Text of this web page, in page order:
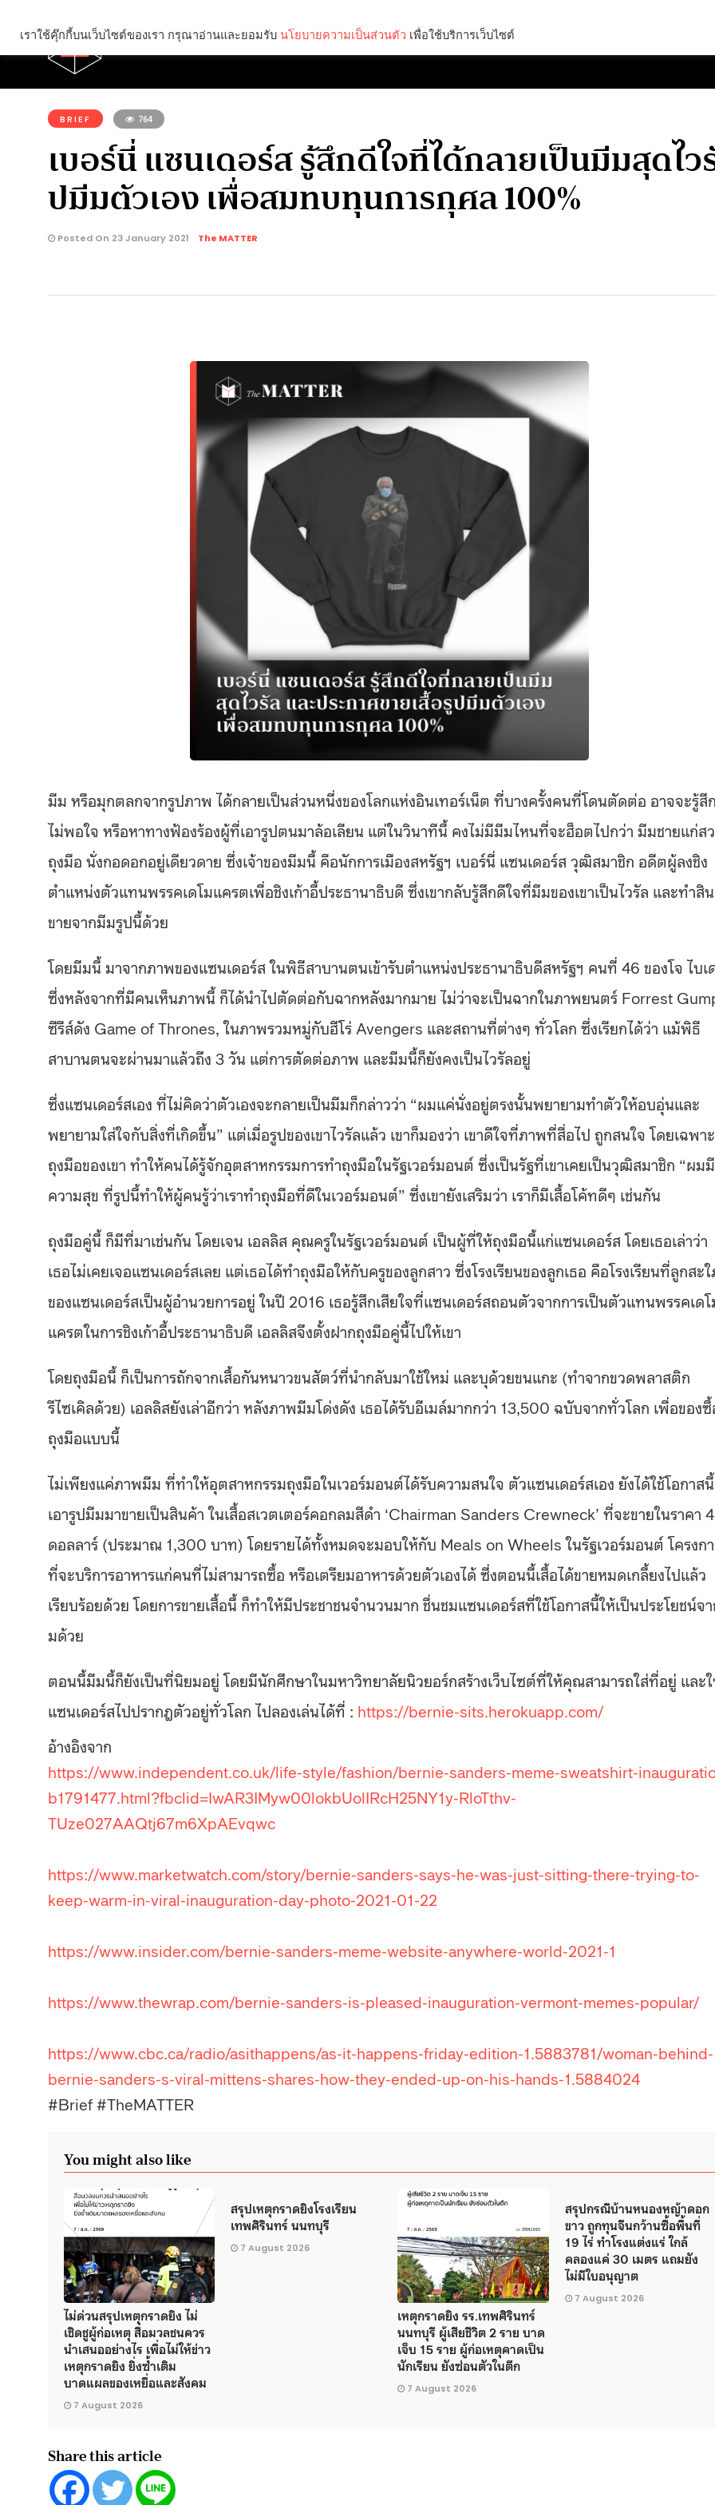
คุณกำลังอ่าน:
BRIEF 764
เบอร์นี่ แซนเดอร์ส รู้สึกดีใจที่ได้กลายเป็นมีมสุดไว
ปมีมตัวเอง เพื่อสมทบทุนการกุศล 100%
Posted On 23 January 2021 The MATTER
มีม หรือมุกตลกจากรูปภาพ ได้กลายเป็นส่วนหนึ่งของโลกแห่งอินเทอร์เน็ต ที่บางครั้งคนที่โดนตัดต่อ อาจจะรู้สึก
ไม่พอใจ หรือหาทางฟ้องร้องผู้ที่เอารูปตนมาล้อเลียน แต่ในวินาทีนี้ คงไม่มีมีมไหนที่จะฮ็อตไปกว่า มีมชายแก่ส
ถุงมือ นั่งกอดอกอยู่เดียวดาย ซึ่งเจ้าของมีมนี้ คือนักการเมืองสหรัฐฯ เบอร์นี่ แซนเดอร์ส วุฒิสมาชิก อดีตผู้ลงชิง
ตำแหน่งตัวแทนพรรคเดโมแครตเพื่อชิงเก้าอี้ประธานาธิบดี ซึ่งเขากลับรู้สึกดีใจที่มีมของเขาเป็นไวรัล และทำสิ
ขายจากมีมรูปนี้ด้วย
โดยมีมนี้ มาจากภาพของแซนเดอร์ส ในพิธีสาบานตนเข้ารับตำแหน่งประธานาธิบดีสหรัฐฯ คนที่ 46 ของโจ ไบเ
ซึ่งหลังจากที่มีคนเห็นภาพนี้ ก็ได้นำไปตัดต่อกับฉากหลังมากมาย ไม่ว่าจะเป็นฉากในภาพยนตร์ Forrest
ซีรีส์ดัง Game of Thrones, ในภาพรวมหมู่กับฮีโร่ Avengers และสถานที่ต่างๆ ทั่วโลก ซึ่งเรียกได้ว่า แม้พิธี
สาบานตนจะผ่านมาแล้วถึง 3 วัน แต่การตัดต่อภาพ และมีมนี้ก็ยังคงเป็นไวรัลอยู่
ซึ่งแซนเดอร์สเอง ที่ไม่คิดว่าตัวเองจะกลายเป็นมีมก็กล่าวว่า “ผมแค่นั่งอยู่ตรงนั้นพยายามทำตัวให้อบอุ่นและ
พยายามใส่ใจกับสิ่งที่เกิดขึ้น” แต่เมื่อรูปของเขาไวรัลแล้ว เขาก็มองว่า เขาดีใจที่ภาพที่สื่อไป ถูกสนใจ โดยเฉพาะ
ถุงมือของเขา ทำให้คนได้รู้จักอุตสาหกรรมการทำถุงมือในรัฐเวอร์มอนต์ ซึ่งเป็นรัฐที่เขาเคยเป็นวุฒิสมาชิก “ผมมี
ความสุข ที่รูปนี้ทำให้ผู้คนรู้ว่าเราทำถุงมือที่ดีในเวอร์มอนต์” ซึ่งเขายังเสริมว่า เราก็มีเสื้อโค้ทดีๆ เช่นกัน
ถุงมือคู่นี้ ก็มีที่มาเช่นกัน โดยเจน เอลลิส คุณครูในรัฐเวอร์มอนต์ เป็นผู้ที่ให้ถุงมือนี้แก่แซนเดอร์ส โดยเธอเล่าว่า
เธอไม่เคยเจอแซนเดอร์สเลย แต่เธอได้ทำถุงมือให้กับครูของลูกสาว ซึ่งโรงเรียนของลูกเธอ คือโรงเรียนที่ลูกสะ
ของแซนเดอร์สเป็นผู้อำนวยการอยู่ ในปี 2016 เธอรู้สึกเสียใจที่แซนเดอร์สถอนตัวจากการเป็นตัวแทนพรรคเด
แครตในการชิงเก้าอี้ประธานาธิบดี เอลลิสจึงตั้งฝากถุงมือคู่นี้ไปให้เขา
โดยถุงมือนี้ ก็เป็นการถักจากเสื้อกันหนาวขนสัตว์ที่นำกลับมาใช้ใหม่ และบุด้วยขนแกะ (ทำจากขวดพลาสติก
รีไซเคิลด้วย) เอลลิสยังเล่าอีกว่า หลังภาพมีมโด่งดัง เธอได้รับอีเมล์มากกว่า 13,500 ฉบับจากทั่วโลก เพื่อของ
ถุงมือแบบนี้
ไม่เพียงแค่ภาพมีม ที่ทำให้อุตสาหกรรมถุงมือในเวอร์มอนต์ได้รับความสนใจ ตัวแซนเดอร์สเอง ยังได้ใช้โอกาสนี้
เอารูปมีมมาขายเป็นสินค้า ในเสื้อสเวตเตอร์คอกลมสีดำ ‘Chairman Sanders Crewneck’ ที่จะขายในราคา
ดอลลาร์ (ประมาณ 1,300 บาท) โดยรายได้ทั้งหมดจะมอบให้กับ Meals on Wheels ในรัฐเวอร์มอนต์ โครงก
ที่จะบริการอาหารแก่คนที่ไม่สามารถซื้อ หรือเตรียมอาหารด้วยตัวเองได้ ซึ่งตอนนี้เสื้อได้ขายหมดเกลี้ยงไปแล้ว
เรียบร้อยด้วย โดยการขายเสื้อนี้ ก็ทำให้มีประชาชนจำนวนมาก ชื่นชมแซนเดอร์สที่ใช้โอกาสนี้ให้เป็นประโยชน์จ
มด้วย
ตอนนี้มีมนี้ก็ยังเป็นที่นิยมอยู่ โดยมีนักศึกษาในมหาวิทยาลัยนิวยอร์กสร้างเว็บไซต์ที่ให้คุณสามารถใส่ที่อยู่ และ
แซนเดอร์สไปปรากฎตัวอยู่ทั่วโลก ไปลองเล่นได้ที่ : https://bernie-sits.herokuapp.com/
อ้างอิงจาก
https://www.independent.co.uk/life-style/fashion/bernie-sanders-meme-sweatshirt-
b1791477.html?fbclid=IwAR3IMyw00lokbUolIRcH25NY1y-RloTthv-
TUze027AAQtj67m6XpAEvqwc
https://www.marketwatch.com/story/bernie-sanders-says-he-was-just-sitting-there-trying-to-
keep-warm-in-viral-inauguration-day-photo-2021-01-22
https://www.insider.com/bernie-sanders-meme-website-anywhere-world-2021-1
https://www.thewrap.com/bernie-sanders-is-pleased-inauguration-vermont-memes-popular/
https://www.cbc.ca/radio/asithappens/as-it-happens-friday-edition-1.5883781/woman-behind-
bernie-sanders-s-viral-mittens-shares-how-they-ended-up-on-his-hands-1.5884024
#Brief #TheMATTER
You might also like
ไม่ด่วนสรุปเหตุกราดยิง ไม่
เชิดชูผู้ก่อเหตุ สื่อมวลชนควร
นำเสนออย่างไร เพื่อไม่ให้ข่าว
เหตุกราดยิง ยิ่งซ้ำเติม
บาดแผลของเหยื่อและสังคม
7 August 2026
สรุปเหตุกราดยิงโรงเรียน
เทพศิรินทร์ นนทบุรี
7 August 2026
เหตุกราดยิง รร.เทพศิรินทร์
นนทบุรี ผู้เสียชีวิต 2 ราย บาด
เจ็บ 15 ราย ผู้ก่อเหตุคาดเป็น
นักเรียน ยังซ่อนตัวในตึก
7 August 2026
สรุปกรณีบ้านหนองหญ้าดอก
ขาว ถูกทุนจีนกว้านซื้อพื้นที่
19 ไร่ ทำโรงแต่งแร่ ใกล้
คลองแค่ 30 เมตร แถมยัง
ไม่มีใบอนุญาต
7 August 2026
Share this article
เราใช้คุ๊กกี้บนเว็บไซต์ของเรา กรุณาอ่านและยอมรับ นโยบายความเป็นส่วนตัว เพื่อใช้บริการเว็บไซต์